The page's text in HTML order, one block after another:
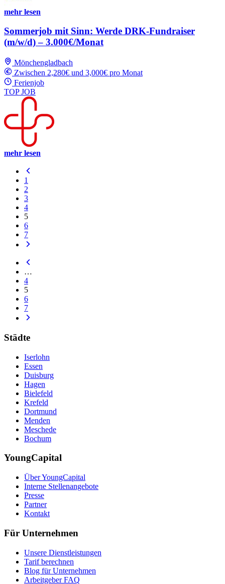
mehr lesen
Sommerjob mit Sinn: Werde DRK-Fundraiser
(m/w/d) – 3.000€/Monat
Mönchengladbach
Zwischen 2,280€ und 3,000€ pro Monat
Ferienjob
TOP JOB
mehr lesen
1
2
3
4
5
6
7
…
4
5
6
7
Städte
Iserlohn
Essen
Duisburg
Hagen
Bielefeld
Krefeld
Dortmund
Menden
Meschede
Bochum
YoungCapital
Über YoungCapital
Interne Stellenangebote
Presse
Partner
Kontakt
Für Unternehmen
Unsere Dienstleistungen
Tarif berechnen
Blog für Unternehmen
Arbeitgeber FAQ